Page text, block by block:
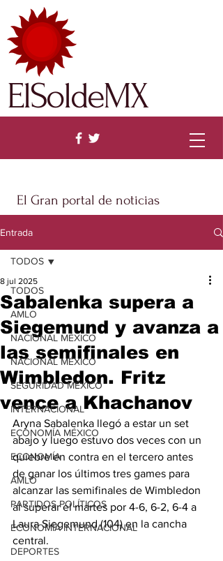
El Gran portal de noticias
ElSoldeMX
Entrada
TODOS
AMLO
NACIONAL MÉXICO
NACIONAL MÉXICO
SEGURIDAD MÉXICO
INTERNACIONAL
ECONOMÍA MÉXICO
ECONOMÍA
AMLO
PARTIDOS POLÍTICOS
ECONOMÍA INTERNACIONAL
DEPORTES
TODOS
Sabalenka supera a
Siegemund y avanza a
las semifinales en
Wimbledon. Fritz
vence a Khachanov
8 jul 2025
Aryna Sabalenka llegó a estar un set
abajo y luego estuvo dos veces con un
quiebre en contra en el tercero antes
de ganar los últimos tres games para
alcanzar las semifinales de Wimbledon
al superar el martes por 4-6, 6-2, 6-4 a
Laura Siegemund (104) en la cancha
central.